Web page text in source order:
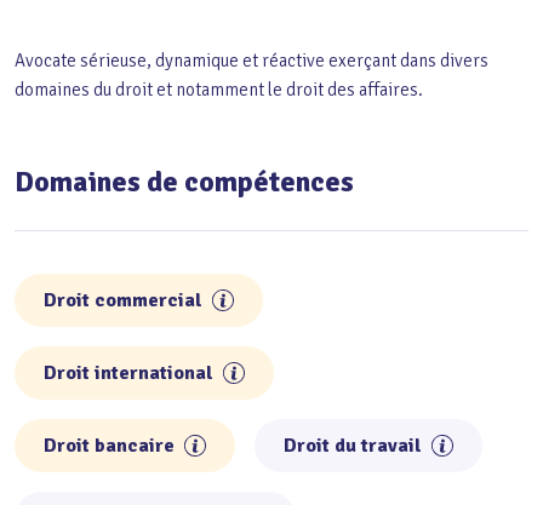
Avocate sérieuse, dynamique et réactive exerçant dans divers
domaines du droit et notamment le droit des affaires.
Domaines de compétences
Droit commercial
Droit international
Droit bancaire Droit du travail